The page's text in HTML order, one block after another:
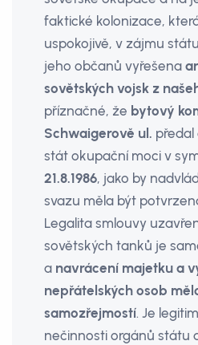
faktické kolonizace,
uspokojivě, v zájmu
jeho občanů vyřešena
sovětských vojsk z
příznačné, že bytový
Schwaigerově ul. předal
stát okupační moci v
21.8.1986, jako by
svazu měla být
Legalita smlouvy
sovětských tanků je
a navrácení majetku a
nepřátelských osob
samozřejmostí. Je
nečinnosti orgánů státu